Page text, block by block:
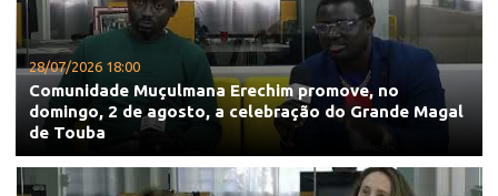
28/07/2026 18:00
Comunidade Muçulmana Erechim promove, no
domingo, 2 de agosto, a celebração do Grande Magal
de Touba